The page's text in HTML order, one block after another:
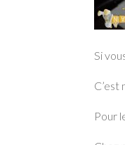
Si
C’est
Pour